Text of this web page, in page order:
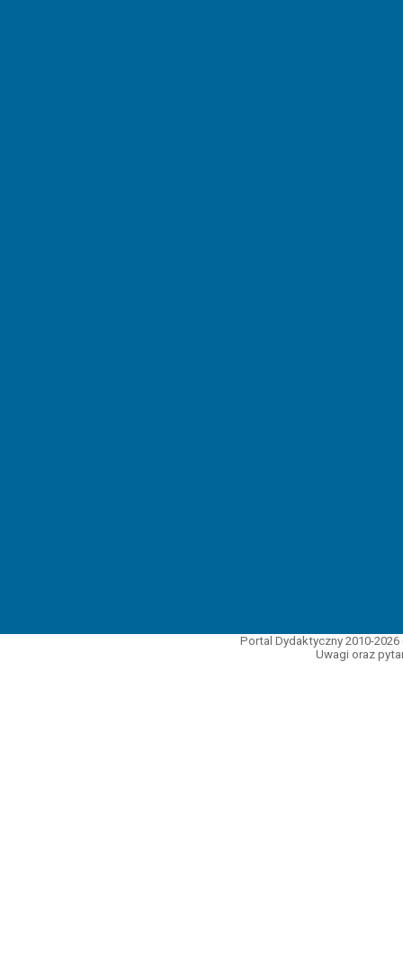
Portal Dydaktyczny 2010-
Uwagi oraz